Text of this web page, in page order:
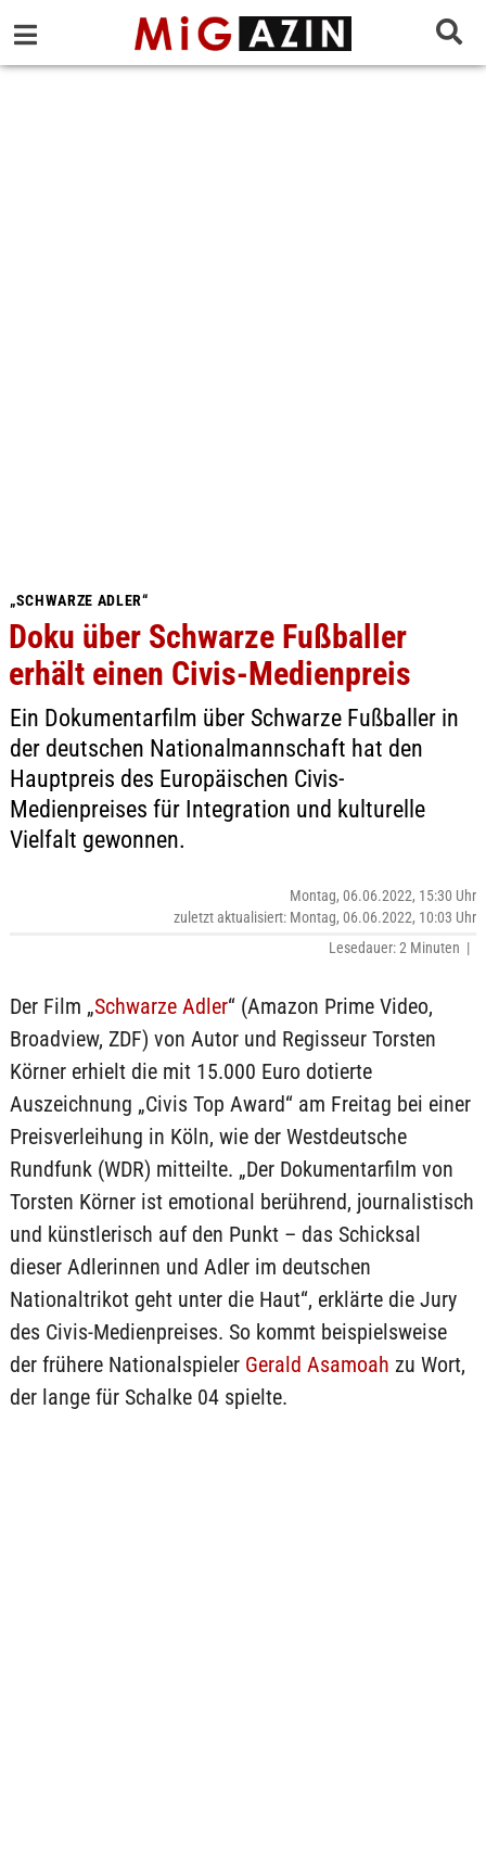
„SCHWARZE ADLER“
Doku über Schwarze Fußballer
erhält einen Civis-Medienpreis
Ein Dokumentarfilm über Schwarze Fußballer in
der deutschen Nationalmannschaft hat den
Hauptpreis des Europäischen Civis-
Medienpreises für Integration und kulturelle
Vielfalt gewonnen.
Montag, 06.06.2022, 15:30 Uhr
zuletzt aktualisiert: Montag, 06.06.2022, 10:03 Uhr
Lesedauer: 2 Minuten |
Der Film „Schwarze Adler“ (Amazon Prime Video,
Broadview, ZDF) von Autor und Regisseur Torsten
Körner erhielt die mit 15.000 Euro dotierte
Auszeichnung „Civis Top Award“ am Freitag bei einer
Preisverleihung in Köln, wie der Westdeutsche
Rundfunk (WDR) mitteilte. „Der Dokumentarfilm von
Torsten Körner ist emotional berührend, journalistisch
und künstlerisch auf den Punkt – das Schicksal
dieser Adlerinnen und Adler im deutschen
Nationaltrikot geht unter die Haut“, erklärte die Jury
des Civis-Medienpreises. So kommt beispielsweise
der frühere Nationalspieler Gerald Asamoah zu Wort,
der lange für Schalke 04 spielte.